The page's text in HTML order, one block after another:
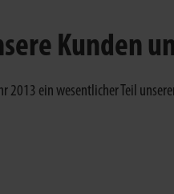
Kunden
ein wesentlicher Teil